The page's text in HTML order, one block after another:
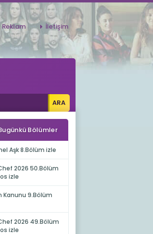
Reklam İletişim
Bölümler
Aşk 8.Bölüm izle
2026 50.Bölüm
izle
Kanunu 9.Bölüm
2026 49.Bölüm
izle